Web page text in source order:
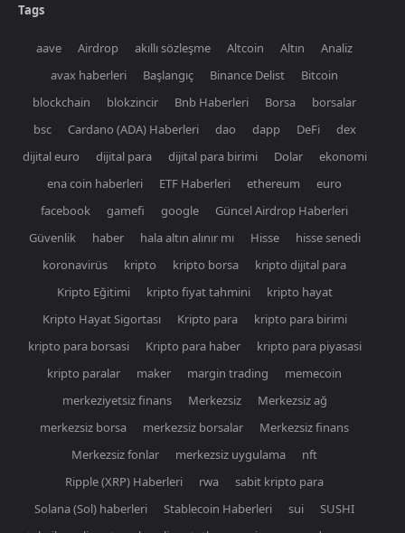
Tags
aave Airdrop akıllı sözleşme Altcoin Altın
Analiz
avax haberleri
Başlangıç Binance Delist
Bitcoin
blockchain
blokzincir Bnb Haberleri Borsa
borsalar
bsc
Cardano (ADA) Haberleri dao dapp DeFi
dex
dijital euro
dijital para dijital para birimi Dolar
ekonomi
ena coin haberleri
ETF Haberleri ethereum
euro
facebook
gamefi google
Güncel Airdrop Haberleri
Güvenlik
haber hala altın alınır mı Hisse
hisse senedi
koronavirüs
kripto kripto borsa
kripto dijital para
Kripto Eğitimi
kripto fiyat tahmini
kripto hayat
Kripto Hayat Sigortası
Kripto para
kripto para birimi
kripto para borsasi
Kripto para haber
kripto para piyasasi
kripto paralar
maker margin trading
memecoin
merkeziyetsiz finans
Merkezsiz
Merkezsiz ağ
merkezsiz borsa
merkezsiz borsalar
Merkezsiz finans
Merkezsiz fonlar
merkezsiz uygulama
nft
Ripple (XRP) Haberleri
rwa
sabit kripto para
Solana (Sol) haberleri
Stablecoin Haberleri sui
SUSHI